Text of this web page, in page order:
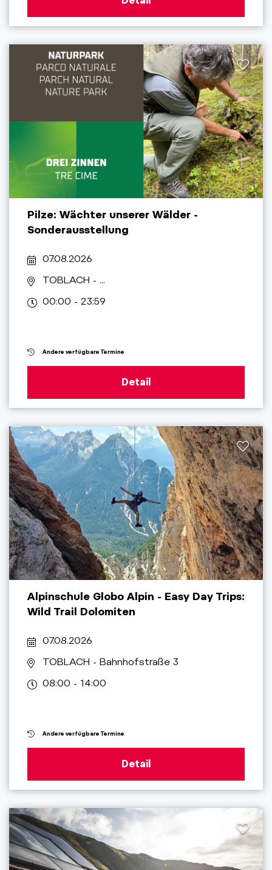
Pilze: Wächter unserer Wälder -
Sonderausstellung
07.08.2026
TOBLACH - ...
00:00 - 23:59
Andere verfügbare Termine
Detail
Alpinschule Globo Alpin - Easy Day Trips:
Wild Trail Dolomiten
07.08.2026
TOBLACH - Bahnhofstraße 3
08:00 - 14:00
Andere verfügbare Termine
Detail